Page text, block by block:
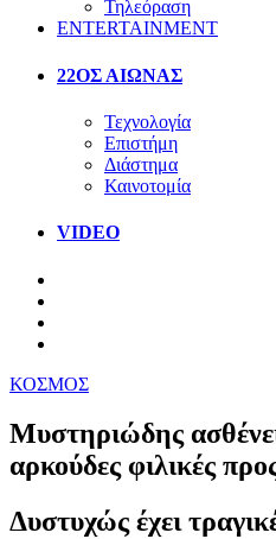
Τηλεόραση
ENTERTAINMENT
22ΟΣ ΑΙΩΝΑΣ
Τεχνολογία
Επιστήμη
Διάστημα
Καινοτομία
VIDEO
ΚΟΣΜΟΣ
Μυστηριώδης
αρκούδες φιλικές
Δυστυχώς έχει